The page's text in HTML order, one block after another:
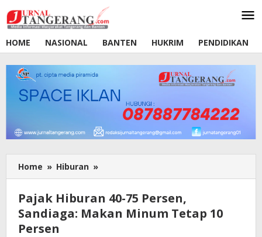
ke
konten
HOME
NASIONAL BANTEN HUKRIM PENDIDIKAN
Home » Hiburan »
Hiburan
75
Persen,
Pajak Hiburan 40-75 Persen,
Sandiaga: Makan Minum Tetap 10
Persen